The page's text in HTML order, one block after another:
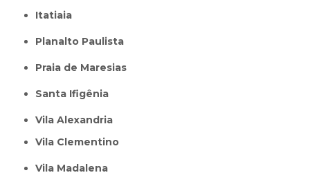
itatiaia
Planalto Paulista
Praia de Maresias
Santa Ifigênia
Vila Alexandria
Vila Clementino
Vila Madalena